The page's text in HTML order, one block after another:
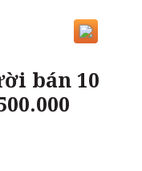
bán 10